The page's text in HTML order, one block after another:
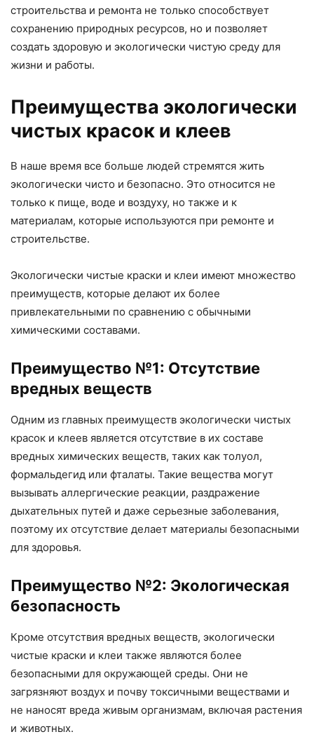
строительства и ремонта не только способствует
сохранению природных ресурсов, но и позволяет
создать здоровую и экологически чистую среду для
жизни и работы.
Преимущества экологически
чистых красок и клеев
В наше время все больше людей стремятся жить
экологически чисто и безопасно. Это относится не
только к пище, воде и воздуху, но также и к
материалам, которые используются при ремонте и
строительстве.
Экологически чистые краски и клеи имеют множество
преимуществ, которые делают их более
привлекательными по сравнению с обычными
химическими составами.
Преимущество №1: Отсутствие
вредных веществ
Одним из главных преимуществ экологически чистых
красок и клеев является отсутствие в их составе
вредных химических веществ, таких как толуол,
формальдегид или фталаты. Такие вещества могут
вызывать аллергические реакции, раздражение
дыхательных путей и даже серьезные заболевания,
поэтому их отсутствие делает материалы безопасными
для здоровья.
Преимущество №2: Экологическая
безопасность
Кроме отсутствия вредных веществ, экологически
чистые краски и клеи также являются более
безопасными для окружающей среды. Они не
загрязняют воздух и почву токсичными веществами и
не наносят вреда живым организмам, включая растения
и животных.